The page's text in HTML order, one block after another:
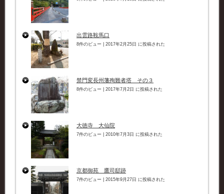
出雲路鞍馬口
8件のビュー 2017年2月25日 に投稿された
禁門変長州藩殉難者塔 その３
8件のビュー 2017年7月2日 に投稿された
大徳寺 大仙院
7件のビュー 2010年7月3日 に投稿された
京都御苑 鷹司邸跡
7件のビュー 2015年9月27日 に投稿された